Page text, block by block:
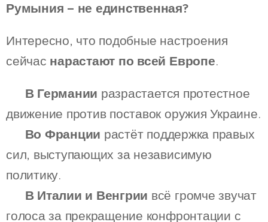
Румыния – не единственная?
Интересно, что подобные настроения
сейчас нарастают по всей Европе.
В Германии разрастается протестное
движение против поставок оружия Украине.
Во Франции растёт поддержка правых
сил, выступающих за независимую
политику.
В Италии и Венгрии всё громче звучат
голоса за прекращение конфронтации с